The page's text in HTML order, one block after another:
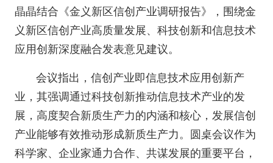
晶晶结合《金义新区信创产业调研报告》，围绕金
义新区信创产业高质量发展、科技创新和信息技术
应用创新深度融合发表意见建议。
会议指出，信创产业即信息技术应用创新产
业，其强调通过科技创新推动信息技术产业的发
展，高度契合新质生产力的内涵和核心，发展信创
产业能够有效推动形成新质生产力。圆桌会议作为
科学家、企业家通力合作、共谋发展的重要平台，